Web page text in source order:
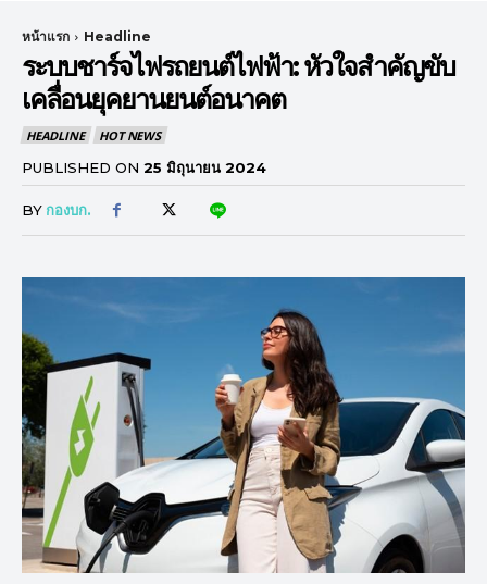
หน้าแรก Headline
ระบบชาร์จไฟรถยนต์ไฟฟ้า: หัวใจสำคัญขับ
เคลื่อนยุคยานยนต์อนาคต
HEADLINE HOT NEWS
PUBLISHED ON 25 มิถุนายน 2024
BY กองบก.